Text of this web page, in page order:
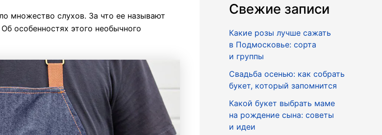
множество слухов. За что ее называют
особенностях этого необычного
Свежие записи
Какие розы лучше сажать
в Подмосковье: сорта
и группы
Свадьба осенью: как собрать
букет, который запомнится
Какой букет выбрать маме
на рождение сына: советы
и идеи